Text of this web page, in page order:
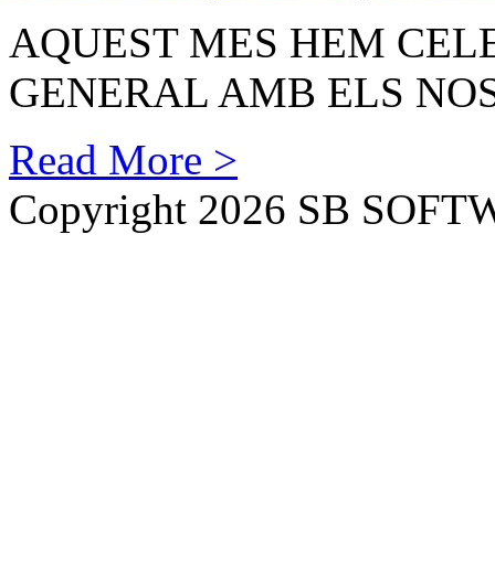
AQUEST MES HEM
GENERAL AMB ELS
Read More >
Copyright 2026 SB